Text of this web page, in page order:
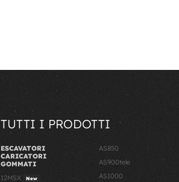
TUTTI I PRODOTTI
ESCAVATORI
CARICATORI
GOMMATI
12MSX
New
AS850
AS900tele
AS1000